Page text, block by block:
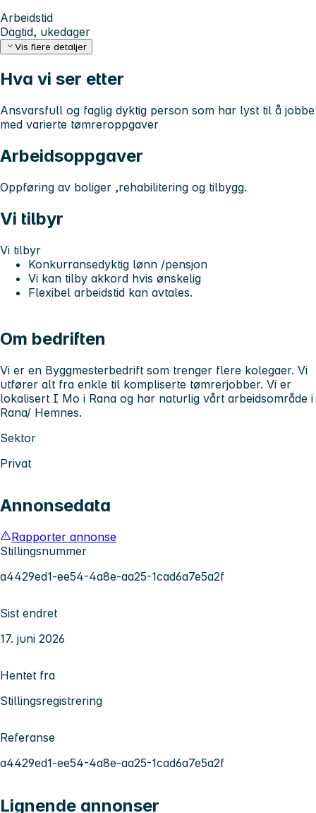
Arbeidstid
Dagtid, ukedager
Vis flere detaljer
Hva vi ser etter
Ansvarsfull og faglig dyktig person som har lyst til å jobbe
med varierte tømreroppgaver
Arbeidsoppgaver
Oppføring av boliger ,rehabilitering og tilbygg.
Vi tilbyr
Vi tilbyr
Konkurransedyktig lønn /pensjon
Vi kan tilby akkord hvis ønskelig
Flexibel arbeidstid kan avtales.
Om bedriften
Vi er en Byggmesterbedrift som trenger flere kolegaer. Vi
utfører alt fra enkle til kompliserte tømrerjobber. Vi er
lokalisert I Mo i Rana og har naturlig vårt arbeidsområde i
Rana/ Hemnes.
Sektor
Privat
Annonsedata
Rapporter annonse
Stillingsnummer
a4429ed1-ee54-4a8e-aa25-1cad6a7e5a2f
Sist endret
17. juni 2026
Hentet fra
Stillingsregistrering
Referanse
a4429ed1-ee54-4a8e-aa25-1cad6a7e5a2f
Lignende annonser